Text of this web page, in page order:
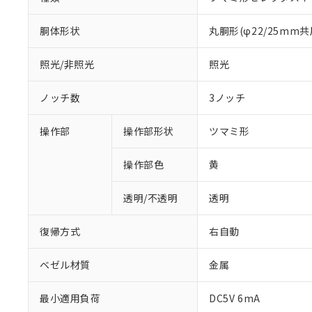
胴体形状 丸胴形(φ22/25mm共
照光/非照光 照光
ノッチ数 3ノッチ
操作部 操作部形状 ツマミ形
操作部色 黄
透明/不透明 透明
復帰方式 右自動
ベゼル材質 金属
最小適用負荷 DC5V 6mA